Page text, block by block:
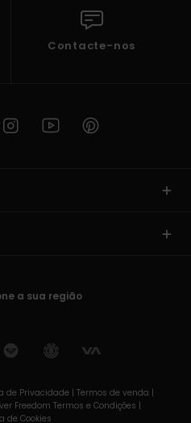
Contacte-nos
a sua região
de Privacidade | Termos de venda |
Freedom Termos e Condições |
de Cookies